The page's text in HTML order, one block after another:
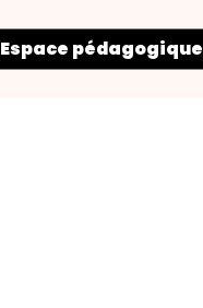
Espace pédagogique